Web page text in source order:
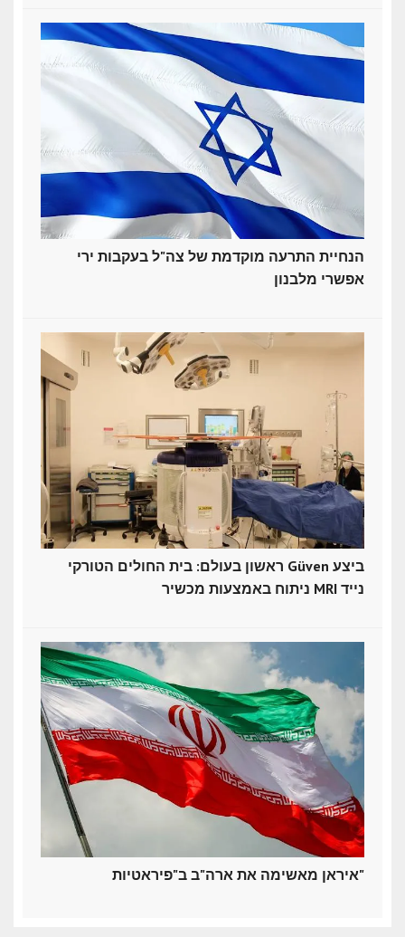
הנחיית התרעה מוקדמת של צה"ל בעקבות ירי
אפשרי מלבנון
ראשון בעולם: בית החולים הטורקי Güven ביצע
ניתוח באמצעות מכשיר MRI נייד
איראן מאשימה את ארה"ב ב"פיראטיות"